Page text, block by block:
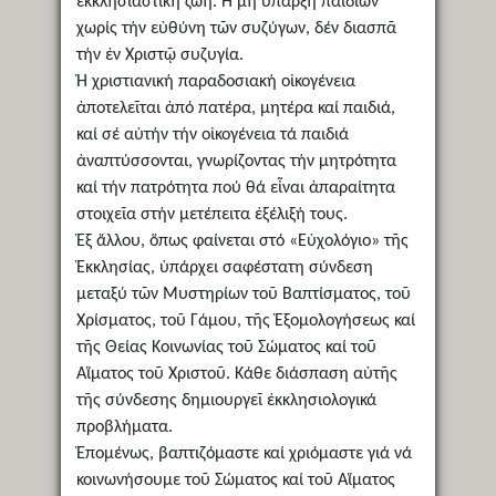
χωρίς τήν εὐθύνη τῶν συζύγων, δέν διασπᾶ
τήν ἐν Χριστῷ συζυγία.
Ἡ χριστιανική παραδοσιακή οἰκογένεια
ἀποτελεῖται ἀπό πατέρα, μητέρα καί παιδιά,
καί σέ αὐτήν τήν οἰκογένεια τά παιδιά
ἀναπτύσσονται, γνωρίζοντας τήν μητρότητα
καί τήν πατρότητα πού θά εἶναι ἀπαραίτητα
στοιχεῖα στήν μετέπειτα ἐξέλιξή τους.
Ἐξ ἄλλου, ὅπως φαίνεται στό «Εὐχολόγιο» τῆς
Ἐκκλησίας, ὑπάρχει σαφέστατη σύνδεση
μεταξύ τῶν Μυστηρίων τοῦ Βαπτίσματος, τοῦ
Χρίσματος, τοῦ Γάμου, τῆς Ἐξομολογήσεως καί
τῆς Θείας Κοινωνίας τοῦ Σώματος καί τοῦ
Αἵματος τοῦ Χριστοῦ. Κάθε διάσπαση αὐτῆς
τῆς σύνδεσης δημιουργεῖ ἐκκλησιολογικά
προβλήματα.
Ἑπομένως, βαπτιζόμαστε καί χριόμαστε γιά νά
κοινωνήσουμε τοῦ Σώματος καί τοῦ Αἵματος